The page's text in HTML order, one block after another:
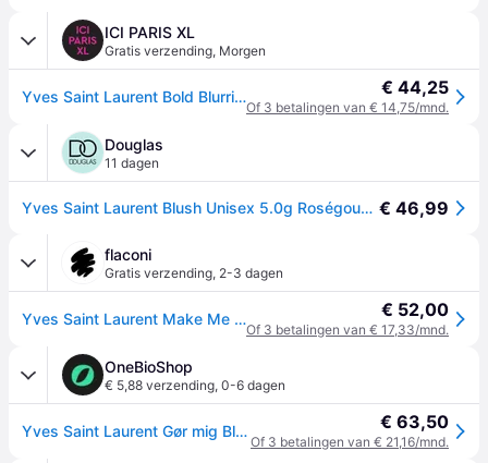
ICI PARIS XL
Gratis verzending, Morgen
Yves Saint Laurent Bold Blurring Blush Yves Saint Laurent - Make Me Blush Bold Blurring Blush 44 - Nude Lavalliere € 44,25
Of 3 betalingen van € 14,75/mnd.
Douglas
11 dagen
Yves Saint Laurent Blush Unisex 5.0g Roségoud - Rosé goud € 46,99
flaconi
Gratis verzending, 2-3 dagen
Yves Saint Laurent Make Me Blush Bold Blurring Blush Blush - Lichtbruin € 52,00
Of 3 betalingen van € 17,33/mnd.
OneBioShop
€ 5,88 verzending, 0-6 dagen
Yves Saint Laurent Gør mig Blush Fed sløring Blush 44 - Nøgen Lavalliere € 63,50
Of 3 betalingen van € 21,16/mnd.